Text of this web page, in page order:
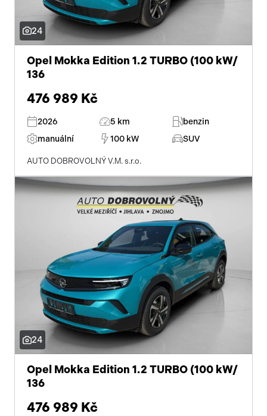
24
Opel Mokka Edition 1.2 TURBO (100 kW/
136
476 989 Kč
2026 5 km
benzin
manuální
100 kW SUV
AUTO DOBROVOLNÝ V.M. s.r.o.
24
Opel Mokka Edition 1.2 TURBO (100 kW/
136
476 989 Kč